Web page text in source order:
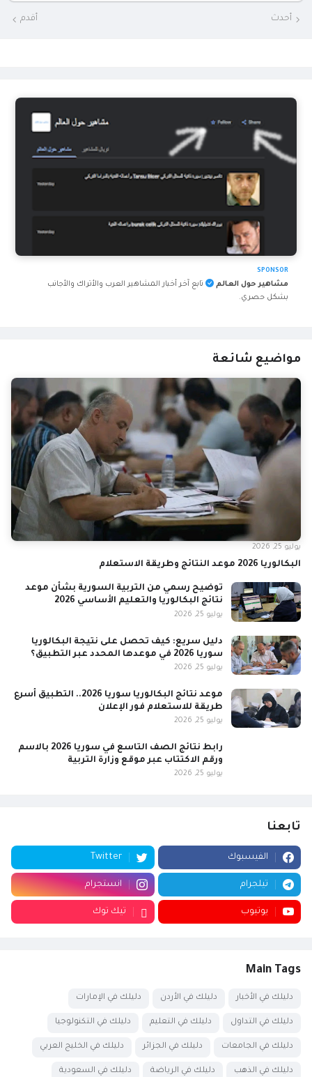
أحدث أقدم
SPONSOR
مشاهير حول العالم
تابع آخر أخبار المشاهير العرب والأتراك والأجانب
بشكل حصري.
مواضيع شائعة
البكالوريا 2026 موعد النتائج وطريقة الاستعلام
يوليو 25, 2026
توضيح رسمي من التربية السورية بشأن موعد
نتائج البكالوريا والتعليم الأساسي 2026
يوليو 25, 2026
دليل سريع: كيف تحصل على نتيجة البكالوريا
سوريا 2026 في موعدها المحدد عبر التطبيق؟
يوليو 25, 2026
موعد نتائج البكالوريا سوريا 2026.. التطبيق أسرع
طريقة للاستعلام فور الإعلان
يوليو 25, 2026
رابط نتائج الصف التاسع في سوريا 2026 بالاسم
ورقم الاكتتاب عبر موقع وزارة التربية
يوليو 25, 2026
تابعنا
الفيسبوك Twitter
تيلجرام انستجرام
يوتيوب تيك توك
Main Tags
دليلك في الأخبار دليلك في الأردن دليلك في الإمارات
دليلك في التداول دليلك في التعليم دليلك في التكنولوجيا
دليلك في الجامعات دليلك في الجزائر دليلك في الخليج العربي
دليلك في الذهب دليلك في الرياضة دليلك في السعودية